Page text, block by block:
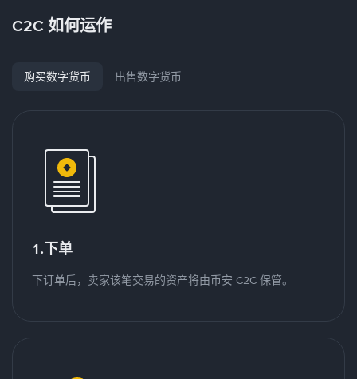
C2C 如何运作
购买数字货币 出售数字货币
1.下单
下订单后，卖家该笔交易的资产将由币安 C2C 保管。